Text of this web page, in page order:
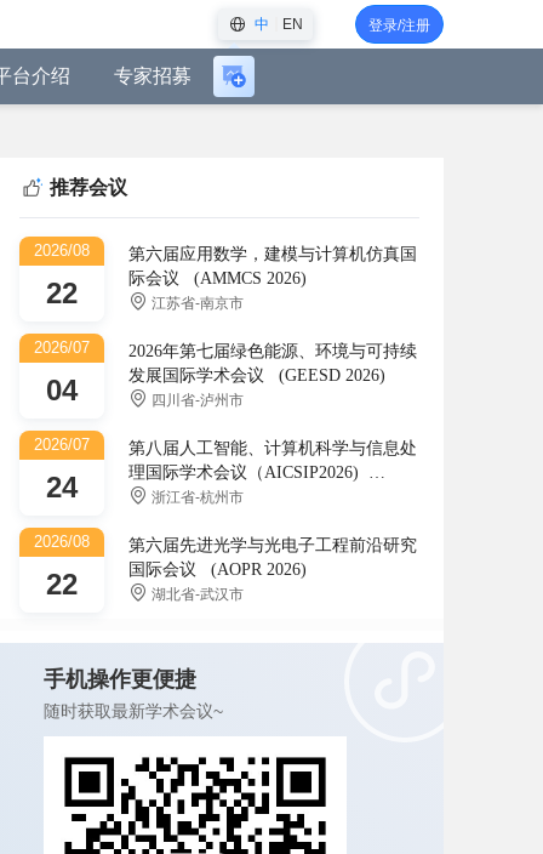
中 EN 登录/注册
台介绍 专家招募
录
建
会
议
推荐会议
2026/08
22
第六届应用数学，建模与计算机仿真国
际会议 (AMMCS 2026)
江苏省-南京市
2026/07
04
2026年第七届绿色能源、环境与可持续
发展国际学术会议 (GEESD 2026)
四川省-泸州市
2026/07
24
第八届人工智能、计算机科学与信息处
理国际学术会议（AICSIP2026)
(AICSIP)
浙江省-杭州市
2026/08
22
第六届先进光学与光电子工程前沿研究
国际会议 (AOPR 2026)
湖北省-武汉市
手机操作更便捷
随时获取最新学术会议~